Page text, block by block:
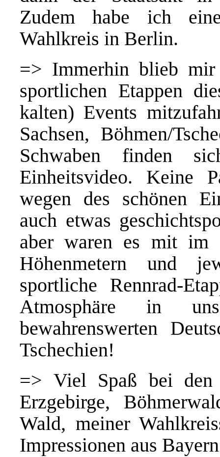
Zudem habe ich
Wahlkreis in Berlin.
=> Immerhin blieb
sportlichen Etappen
kalten) Events
Sachsen, Böhmen/
Schwaben finden
Einheitsvideo. Keine
wegen des schönen
auch etwas
aber waren es mit im
Höhenmetern und
sportliche Rennrad-
Atmosphäre in
bewahrenswerten
Tschechien!
=> Viel Spaß bei den
Erzgebirge,
Wald, meiner
Impressionen aus